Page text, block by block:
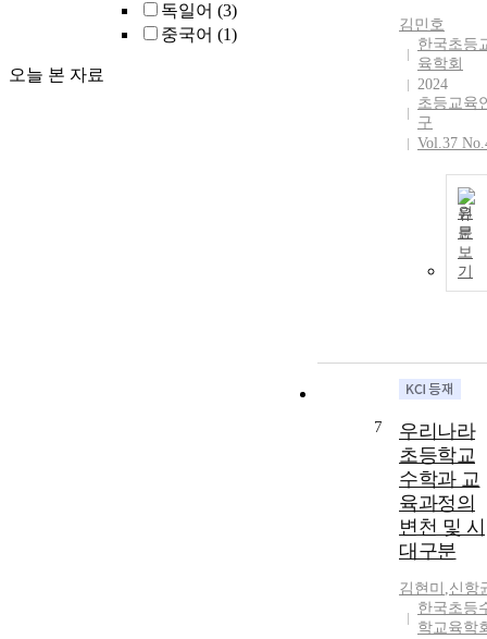
독일어 (3)
중국어 (1)
오늘 본 자료
김민호
한국초등
육학회
2024
초등교육
구
Vol.37
원
문
보
기
7
우리나라
초등학교
수학과 교
육과정의
변천 및 시
대구분
김현미 ,신항
한국초등
학교육학